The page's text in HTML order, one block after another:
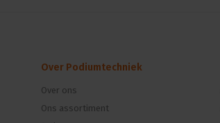
Over Podiumtechniek
Over ons
Ons assortiment